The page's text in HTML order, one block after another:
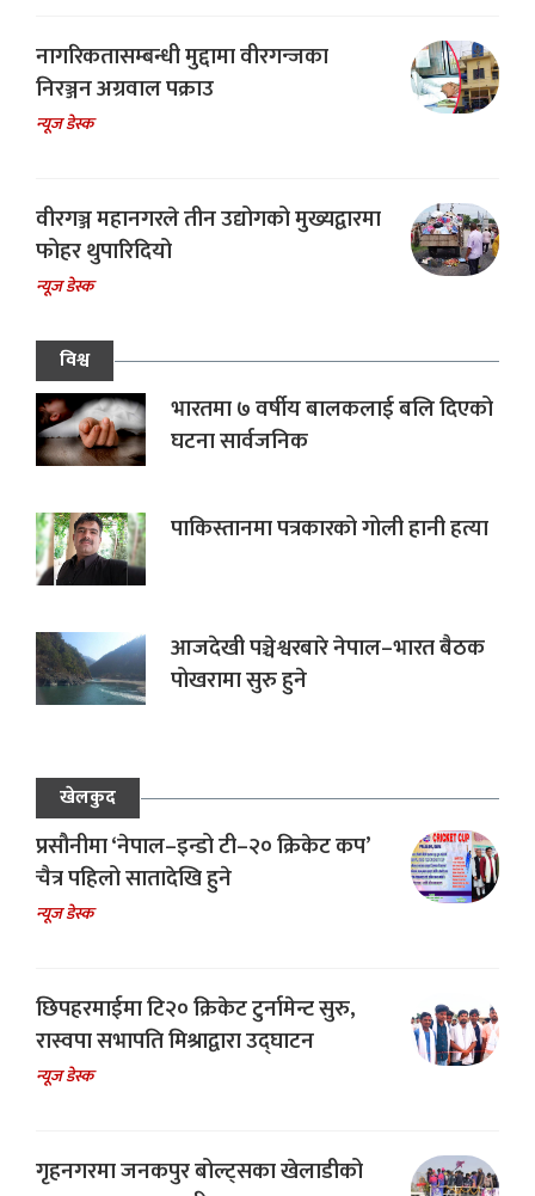
नागरिकतासम्बन्धी मुद्दामा वीरगन्जका
निरञ्जन अग्रवाल पक्राउ
न्यूज डेस्क
वीरगञ्ज महानगरले तीन उद्योगको मुख्यद्वारमा
फोहर थुपारिदियो
न्यूज डेस्क
विश्व
भारतमा ७ वर्षीय बालकलाई बलि दिएको
घटना सार्वजनिक
पाकिस्तानमा पत्रकारको गोली हानी हत्या
आजदेखी पञ्चेश्वरबारे नेपाल–भारत बैठक
पोखरामा सुरु हुने
खेलकुद
प्रसौनीमा ‘नेपाल–इन्डो टी–२० क्रिकेट कप’
चैत्र पहिलो सातादेखि हुने
न्यूज डेस्क
छिपहरमाईमा टि२० क्रिकेट टुर्नामेन्ट सुरु,
रास्वपा सभापति मिश्राद्वारा उद्घाटन
न्यूज डेस्क
गृहनगरमा जनकपुर बोल्ट्सका खेलाडीको